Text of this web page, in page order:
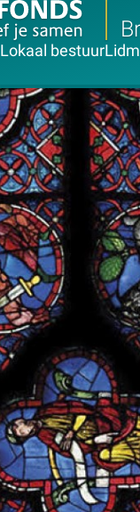
Lokaal bestuur